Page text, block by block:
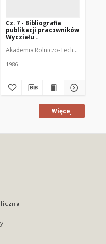
Olsztynie Strzyż Magdalena
Cz. 7 - Bibliografia
publikacji pracowników
Wydziału
Olsztynie za lata 1980-
Akademia Rolniczo-Techniczna W
1986
Więcej